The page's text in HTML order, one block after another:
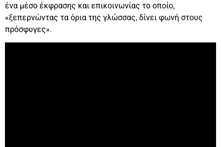
ένα μέσο έκφρασης και επικοινωνίας το οποίο,
«ξεπερνώντας τα όρια της γλώσσας, δίνει φωνή στους
πρόσφυγες».